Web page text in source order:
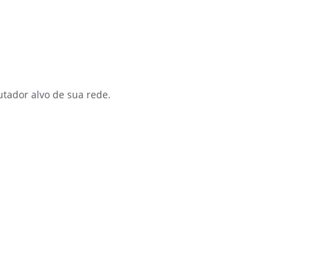
alvo de sua rede.